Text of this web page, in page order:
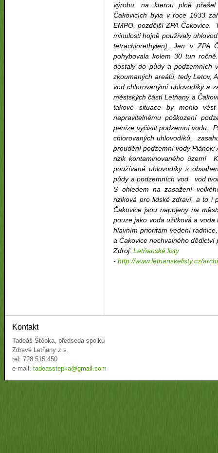
výrobu, na kterou plně
Čakovicích byla v roce 1933
EMPO, pozdější ZPA Čakovice.
minulosti hojně používaly
tetrachlorethylen). Jen v ZPA
pohybovala kolem 30 tun
dostaly do půdy a podzemních
zkoumaných areálů, tedy Letov,
vod chlorovanými uhlovodíky a
městských částí Letňany a
takové situace by mohlo
napravitelnému poškození
peníze vyčistit podzemní vodu.
chlorovaných uhlovodíků,
proudění podzemní vody Plánek:
rizik kontaminovaného území
používané uhlovodíky s
půdy a podzemních vod. vod
S ohledem na zasažení
riziková pro lidské zdraví, a to i
Čakovice jsou napojeny na
pouze jako voda užitková a
hlavním prioritám vedení
a Čakovice nechvalného dědictví
Zdroj:Letňanské listy
-http://www.letnanskelisty.cz/
Kontakt
Tadeáš Štěpka, předseda spolku
Zdravé Letňany z.s.
tel: 728 515 450
e-mail: tadeasstepka@gmail.com